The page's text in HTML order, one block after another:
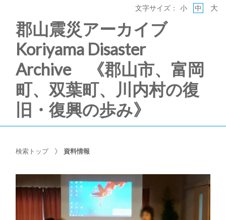
郡山震災アーカイブ
Koriyama Disaster
Archive 《郡山市、富岡
町、双葉町、川内村の復
旧・復興の歩み》
文字サイズ： 小 中 大
検索トップ 資料情報